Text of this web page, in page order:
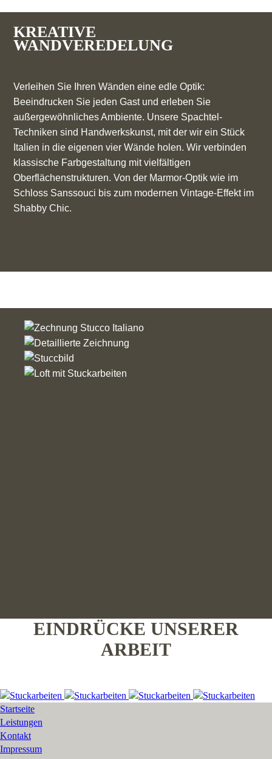
KREATIVE
WANDVEREDELUNG
Verleihen Sie Ihren Wänden eine edle Optik:
Beeindrucken Sie jeden Gast und erleben Sie
außergewöhnliches Ambiente. Unsere Spachtel-
Techniken sind Handwerkskunst, mit der wir ein Stück
Italien in die eigenen vier Wände holen. Wir verbinden
klassische Farbgestaltung mit vielfältigen
Oberflächenstrukturen. Von der Marmor-Optik wie im
Schloss Sanssouci bis zum modernen Vintage-Effekt im
Shabby Chic.
EINDRÜCKE UNSERER
ARBEIT
Startseite
Leistungen
Kontakt
Impressum